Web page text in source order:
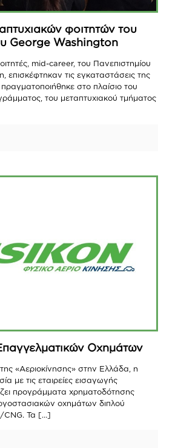
φοιτητών του
George Washington
mid-career, του Πανεπιστημίου
επισκέφτηκαν τις εγκαταστάσεις της
στo πλαίσιο του
του μεταπτυχιακού τμήματος
Οχημάτων
«Αεριοκίνησης» στην Ελλάδα, η
με τις εταιρείες εισαγωγής
προγράμματα χρηματοδότησης
οχημάτων διπλού
CNG. Τα […]